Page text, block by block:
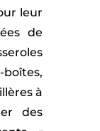
leur
de
boîtes,
à
des